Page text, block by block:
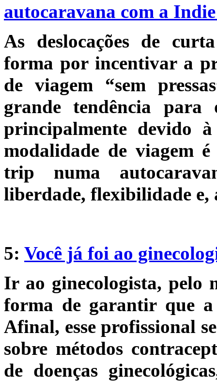
autocaravana com a
As deslocações de
forma por incentivar a
de viagem “sem
grande tendência
principalmente devido
modalidade de viagem
trip numa
liberdade, flexibilidade e,
5: Você já foi ao
Ir ao ginecologista, pelo
forma de garantir que a
Afinal, esse profissional
sobre métodos
de doenças